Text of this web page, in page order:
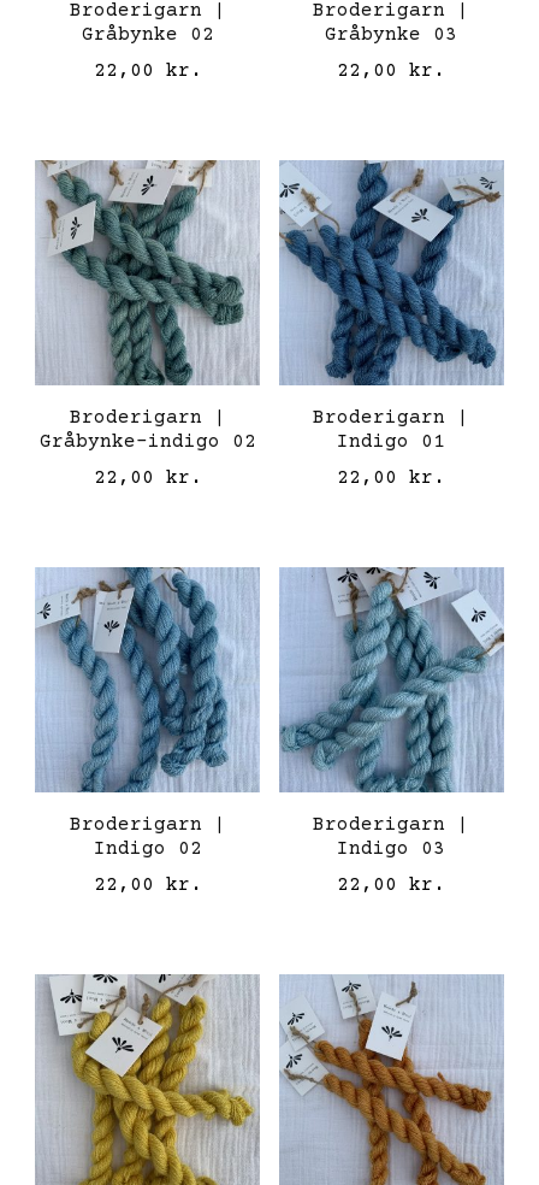
Broderigarn |
Gråbynke 02
22,00 kr.
Broderigarn |
Gråbynke 03
22,00kr.
Broderigarn |
Gråbynke-indigo 02
22,00 kr.
Broderigarn |
Indigo 01
22,00kr.
Broderigarn |
Indigo 02
22,00 kr.
Broderigarn |
Indigo 03
22,00kr.